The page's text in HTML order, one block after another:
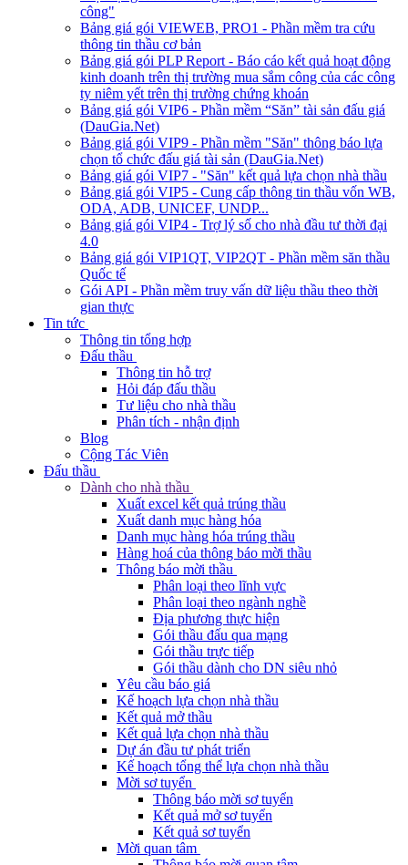
công"
Bảng giá gói VIEWEB, PRO1 - Phần mềm tra cứu
thông tin thầu cơ bản
Bảng giá gói PLP Report - Báo cáo kết quả hoạt động
kinh doanh trên thị trường mua sắm công của các công
ty niêm yết trên thị trường chứng khoán
Bảng giá gói VIP6 - Phần mềm “Săn” tài sản đấu giá
(DauGia.Net)
Bảng giá gói VIP9 - Phần mềm "Săn" thông báo lựa
chọn tổ chức đấu giá tài sản (DauGia.Net)
Bảng giá gói VIP7 - "Săn" kết quả lựa chọn nhà thầu
Bảng giá gói VIP5 - Cung cấp thông tin thầu vốn WB,
ODA, ADB, UNICEF, UNDP...
Bảng giá gói VIP4 - Trợ lý số cho nhà đầu tư thời đại
4.0
Bảng giá gói VIP1QT, VIP2QT - Phần mềm săn thầu
Quốc tế
Gói API - Phần mềm truy vấn dữ liệu thầu theo thời
gian thực
Tin tức
Thông tin tổng hợp
Đấu thầu
Thông tin hỗ trợ
Hỏi đáp đấu thầu
Tư liệu cho nhà thầu
Phân tích - nhận định
Blog
Cộng Tác Viên
Đấu thầu
Dành cho nhà thầu
Xuất excel kết quả trúng thầu
Xuất danh mục hàng hóa
Danh mục hàng hóa trúng thầu
Hàng hoá của thông báo mời thầu
Thông báo mời thầu
Phân loại theo lĩnh vực
Phân loại theo ngành nghề
Địa phương thực hiện
Gói thầu đấu qua mạng
Gói thầu trực tiếp
Gói thầu dành cho DN siêu nhỏ
Yêu cầu báo giá
Kế hoạch lựa chọn nhà thầu
Kết quả mở thầu
Kết quả lựa chọn nhà thầu
Dự án đầu tư phát triển
Kế hoạch tổng thể lựa chọn nhà thầu
Mời sơ tuyển
Thông báo mời sơ tuyển
Kết quả mở sơ tuyển
Kết quả sơ tuyển
Mời quan tâm